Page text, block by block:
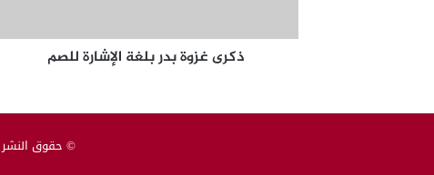
ذكرى غزوة بدر بلغة الإشارة للصم
© حقوق النشر 2026، جميع الحقوق محفوظة |